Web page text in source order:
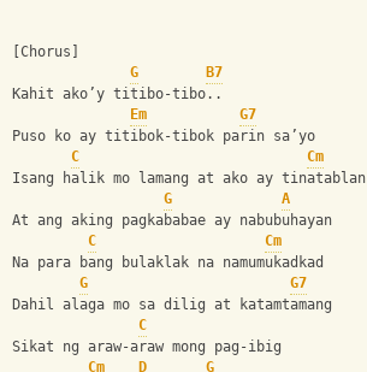
[Chorus]
G
B7
Kahit ako’y titibo-tibo..
Em
G7
Puso ko ay titibok-tibok parin sa’yo
C
Cm
Isang halik mo lamang at ako ay tinatablan
G
A
At ang aking pagkababae ay nabubuhayan
C
Cm
Na para bang bulaklak na namumukadkad
G
G7
Dahil alaga mo sa dilig at katamtamang
C
Sikat ng araw-araw mong pag-ibig
Cm
D
G